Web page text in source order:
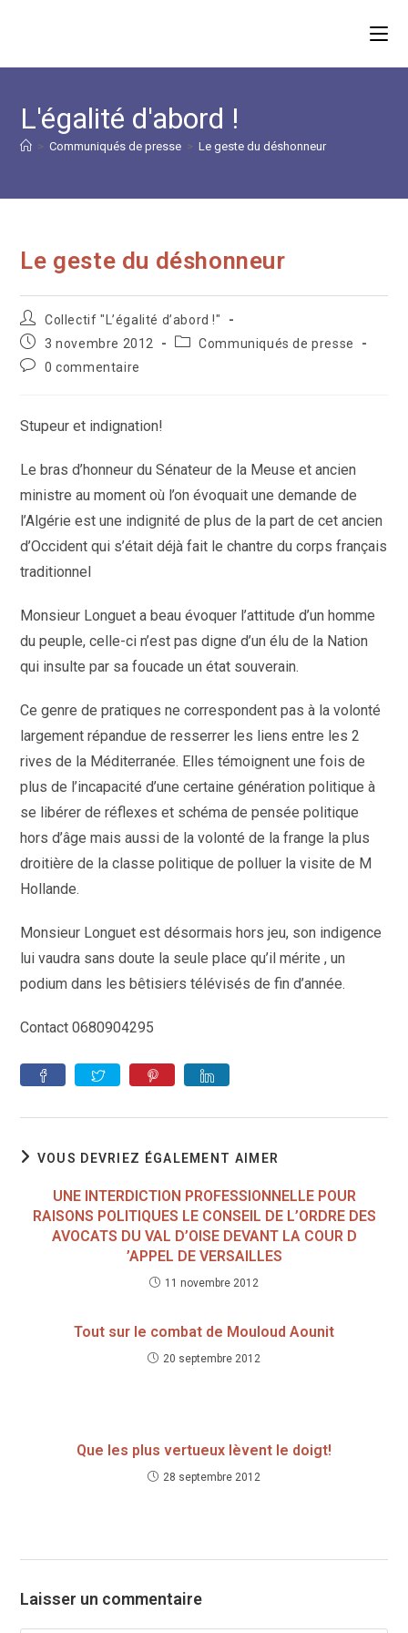
L'égalité d'abord !
> Communiqués de presse > Le geste du déshonneur
Le geste du déshonneur
Auteur/autrice
de
la
publication :
Collectif "L’égalité d’abord !"
Publication
publiée :
3 novembre 2012
PostCommuniqués de presse
Commentaires
0 commentaire
Stupeur et indignation!
Le bras d’honneur du Sénateur de la Meuse et ancien
ministre au moment où l’on évoquait une demande de
l’Algérie est une indignité de plus de la part de cet ancien
d’Occident qui s’était déjà fait le chantre du corps français
traditionnel
Monsieur Longuet a beau évoquer l’attitude d’un homme
du peuple, celle-ci n’est pas digne d’un élu de la Nation
qui insulte par sa foucade un état souverain.
Ce genre de pratiques ne correspondent pas à la volonté
largement répandue de resserrer les liens entre les 2
rives de la Méditerranée. Elles témoignent une fois de
plus de l’incapacité d’une certaine génération politique à
se libérer de réflexes et schéma de pensée politique
hors d’âge mais aussi de la volonté de la frange la plus
droitière de la classe politique de polluer la visite de M
Hollande.
Monsieur Longuet est désormais hors jeu, son indigence
lui vaudra sans doute la seule place qu’il mérite , un
podium dans les bêtisiers télévisés de fin d’année.
Contact 0680904295
VOUS DEVRIEZ ÉGALEMENT AIMER
UNE INTERDICTION PROFESSIONNELLE POUR
RAISONS POLITIQUES LE CONSEIL DE L’ORDRE DES
AVOCATS DU VAL D’OISE DEVANT LA COUR D
’APPEL DE VERSAILLES
11 novembre 2012
Tout sur le combat de Mouloud Aounit
20 septembre 2012
Que les plus vertueux lèvent le doigt!
28 septembre 2012
Laisser un commentaire